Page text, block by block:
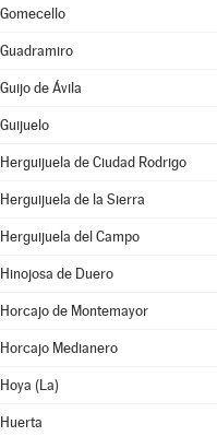
Gomecello
Guadramiro
Guijo de Ávila
Guijuelo
Herguijuela de Ciudad Rodrigo
Herguijuela de la Sierra
Herguijuela del Campo
Hinojosa de Duero
Horcajo de Montemayor
Horcajo Medianero
Hoya (La)
Huerta